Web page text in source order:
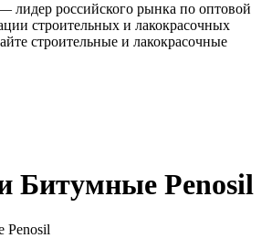
российского рынка по оптовой
строительных и лакокрасочных
строительные и лакокрасочные
Битумные Penosil
Penosil